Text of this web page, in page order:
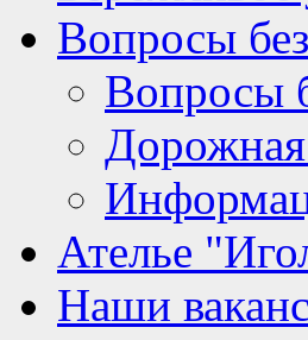
Вопросы
Вопросы
Дорожная
Ателье
Наши